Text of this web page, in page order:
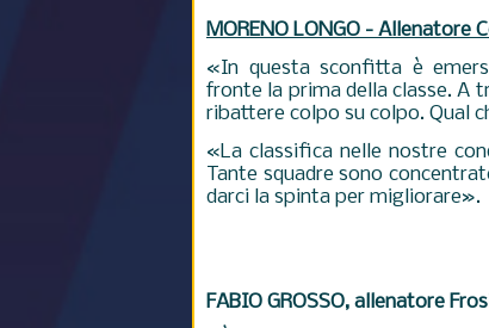
MORENO LONGO - Allenatore
«In questa sconfitta è
fronte la prima della classe. A
ribattere colpo su colpo. Qual
«La classifica nelle nostre
Tante squadre sono
darci la spinta per migliorare».
FABIO GROSSO, allenatore